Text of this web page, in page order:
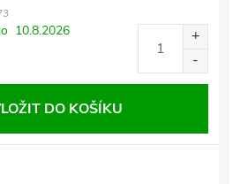
10.8.2026
DO KOŠÍKU